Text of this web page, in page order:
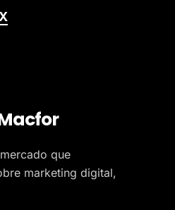
que
marketing digital,